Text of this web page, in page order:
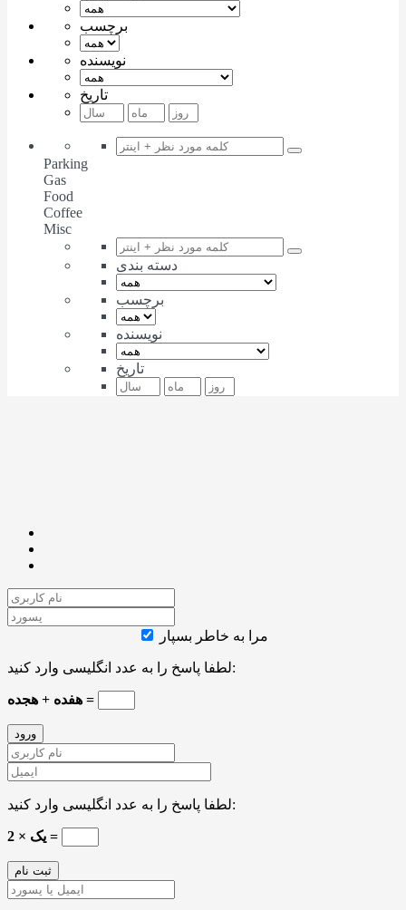
برچسب
نویسنده
تاریخ
Parking
Gas
Food
Coffee
Misc
دسته بندی
برچسب
نویسنده
تاریخ
مرا به خاطر بسپار
لطفا پاسخ را به عدد انگلیسی وارد کنید:
هفده + هجده =
لطفا پاسخ را به عدد انگلیسی وارد کنید:
2 × یک =